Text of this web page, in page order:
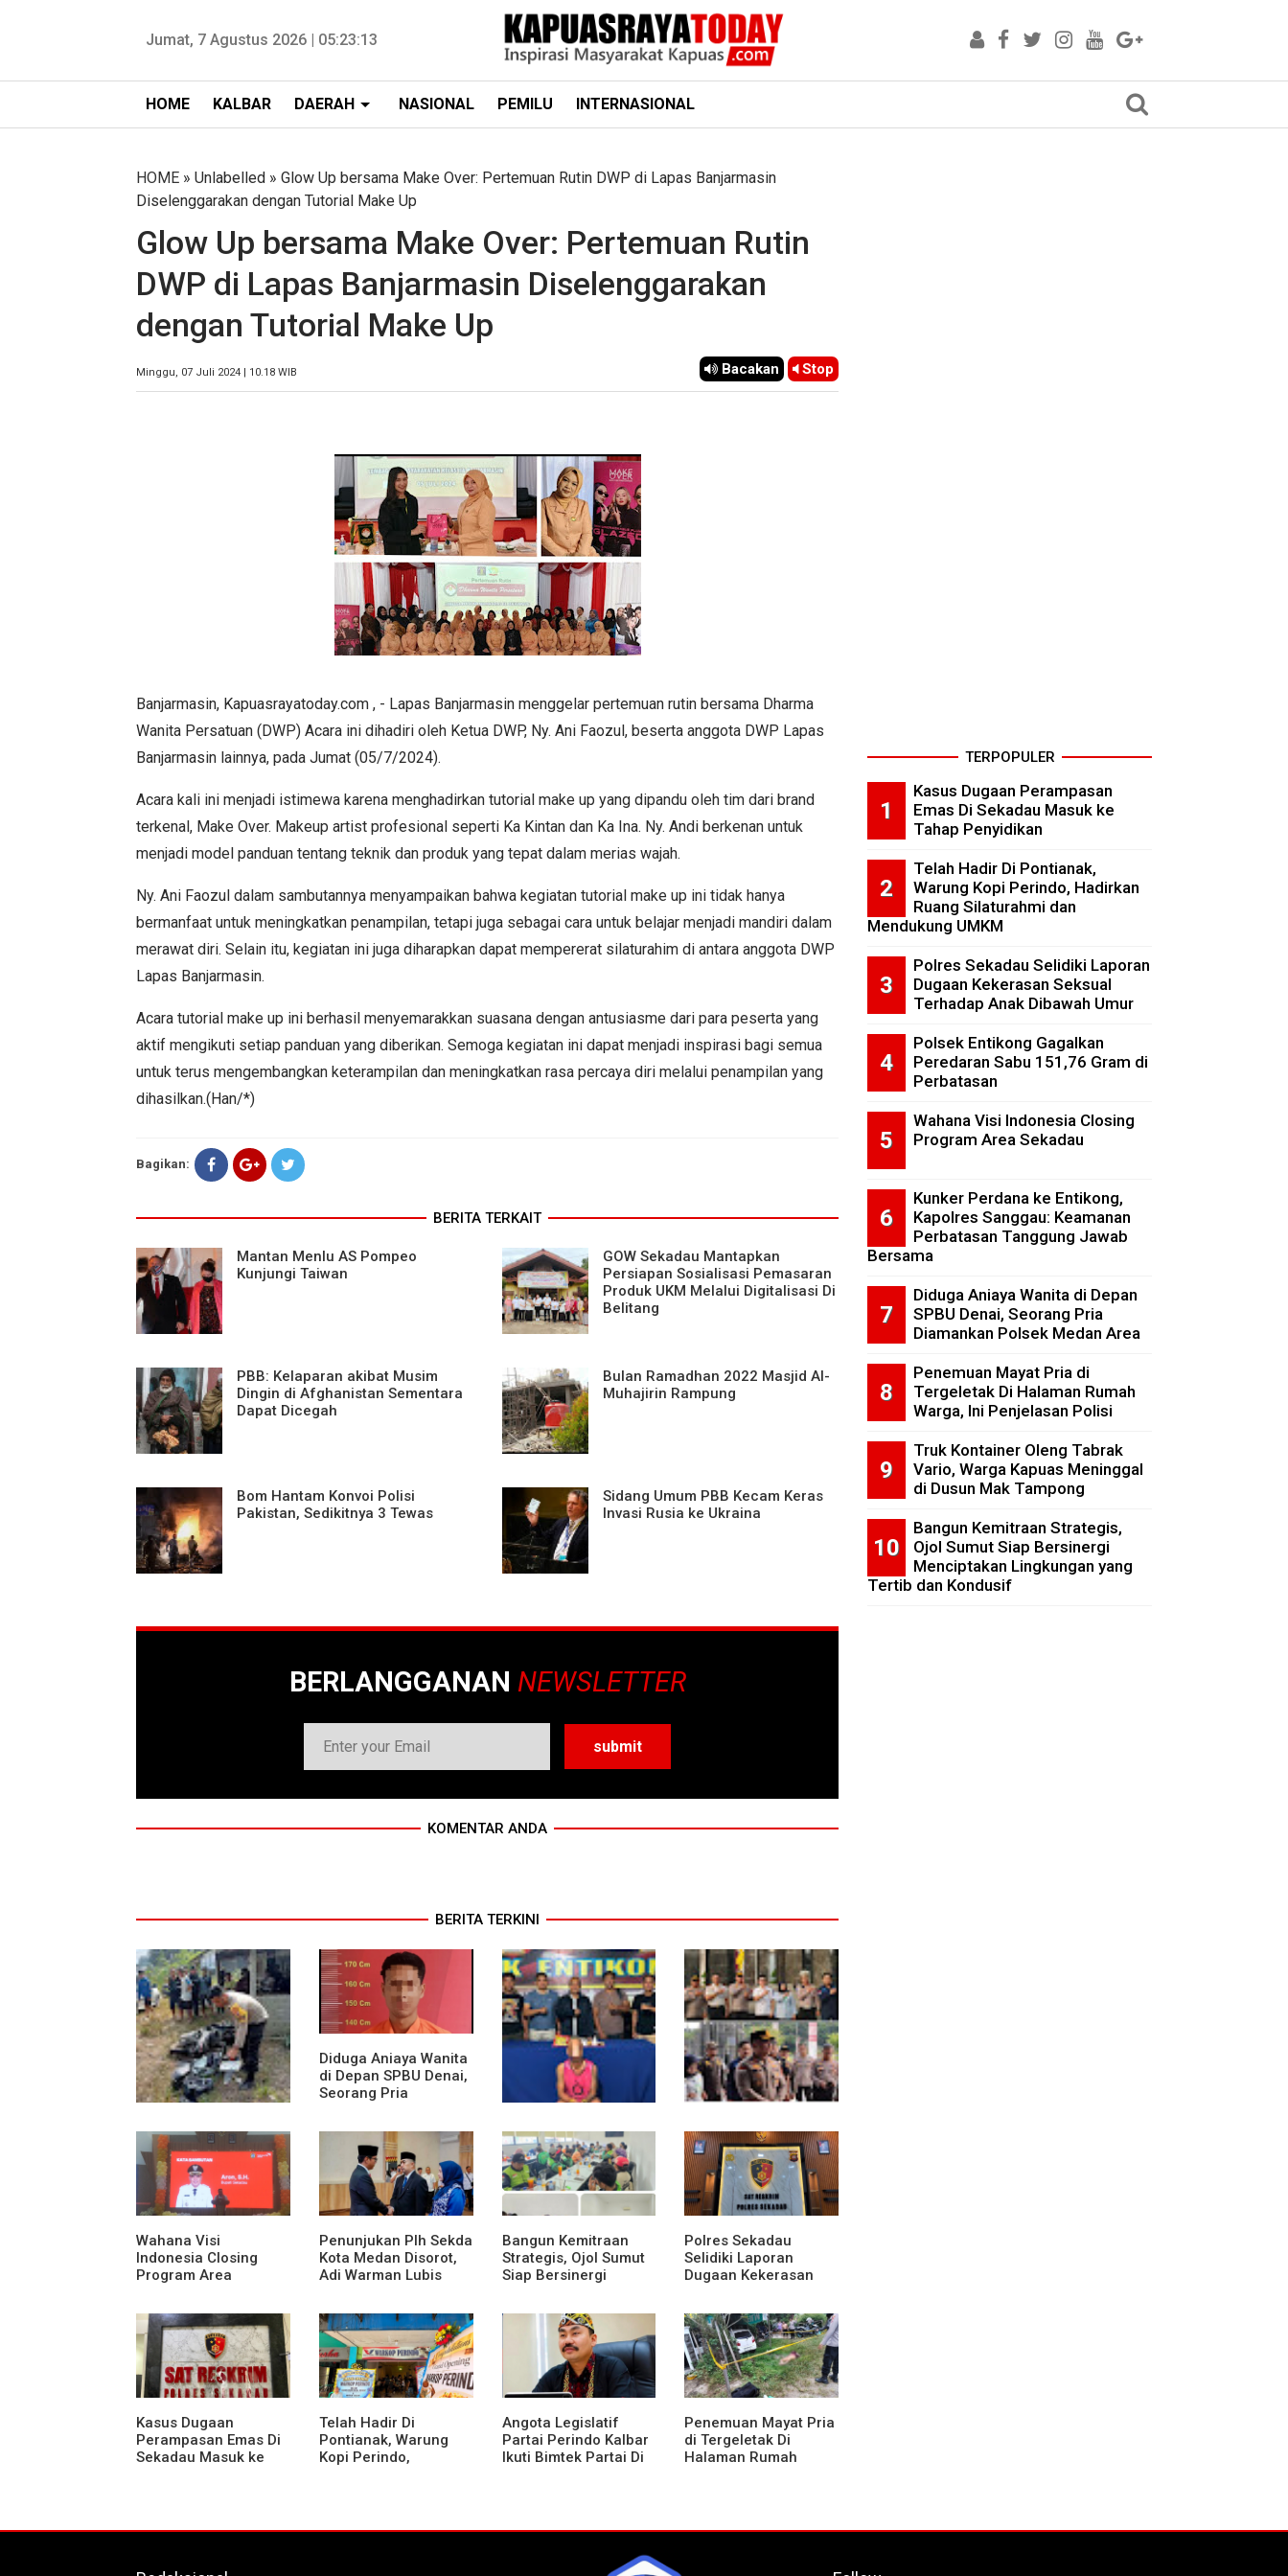
Jumat, 7 Agustus 2026 | 05:23:13
HOME KALBAR DAERAH NASIONAL PEMILU INTERNASIONAL
HOME » Unlabelled » Glow Up bersama Make Over: Pertemuan Rutin DWP di Lapas Banjarmasin
Diselenggarakan dengan Tutorial Make Up
Glow Up bersama Make Over: Pertemuan Rutin
DWP di Lapas Banjarmasin Diselenggarakan
dengan Tutorial Make Up
Minggu, 07 Juli 2024 | 10.18 WIB Bacakan Stop
Banjarmasin, Kapuasrayatoday.com , - Lapas Banjarmasin menggelar pertemuan rutin bersama Dharma
Wanita Persatuan (DWP) Acara ini dihadiri oleh Ketua DWP, Ny. Ani Faozul, beserta anggota DWP Lapas
Banjarmasin lainnya, pada Jumat (05/7/2024).
Acara kali ini menjadi istimewa karena menghadirkan tutorial make up yang dipandu oleh tim dari brand
terkenal, Make Over. Makeup artist profesional seperti Ka Kintan dan Ka Ina. Ny. Andi berkenan untuk
menjadi model panduan tentang teknik dan produk yang tepat dalam merias wajah.
Ny. Ani Faozul dalam sambutannya menyampaikan bahwa kegiatan tutorial make up ini tidak hanya
bermanfaat untuk meningkatkan penampilan, tetapi juga sebagai cara untuk belajar menjadi mandiri dalam
merawat diri. Selain itu, kegiatan ini juga diharapkan dapat mempererat silaturahim di antara anggota DWP
Lapas Banjarmasin.
Acara tutorial make up ini berhasil menyemarakkan suasana dengan antusiasme dari para peserta yang
aktif mengikuti setiap panduan yang diberikan. Semoga kegiatan ini dapat menjadi inspirasi bagi semua
untuk terus mengembangkan keterampilan dan meningkatkan rasa percaya diri melalui penampilan yang
dihasilkan.(Han/*)
Bagikan:
BERITA TERKAIT
Mantan Menlu AS Pompeo
Kunjungi Taiwan
GOW Sekadau Mantapkan
Persiapan Sosialisasi Pemasaran
Produk UKM Melalui Digitalisasi Di
Belitang
PBB: Kelaparan akibat Musim
Dingin di Afghanistan Sementara
Dapat Dicegah
Bulan Ramadhan 2022 Masjid Al-
Muhajirin Rampung
Bom Hantam Konvoi Polisi
Pakistan, Sedikitnya 3 Tewas
Sidang Umum PBB Kecam Keras
Invasi Rusia ke Ukraina
BERLANGGANAN NEWSLETTER
KOMENTAR ANDA
BERITA TERKINI
Truk Kontainer Oleng
Tabrak Vario, Warga
Kapuas Meninggal di
Dusun Mak Tampong
Diduga Aniaya Wanita
di Depan SPBU Denai,
Seorang Pria
Medan Area
Polsek Entikong
Gagalkan Peredaran
Sabu 151,76 Gram di
Perbatasan
Kunker Perdana ke
Entikong, Kapolres
Sanggau: Keamanan
Perbatasan Tanggung
Jawab Bersama
Wahana Visi
Indonesia Closing
Program Area
Penunjukan Plh Sekda
Kota Medan Disorot,
Adi Warman Lubis
Komitmen terhadap
Sistem Merit
Bangun Kemitraan
Strategis, Ojol Sumut
Siap Bersinergi
Lingkungan yang
Tertib dan Kondusif
Polres Sekadau
Selidiki Laporan
Dugaan Kekerasan
Anak Dibawah Umur
Kasus Dugaan
Perampasan Emas Di
Sekadau Masuk ke
Telah Hadir Di
Pontianak, Warung
Kopi Perindo,
Angota Legislatif
Partai Perindo Kalbar
Ikuti Bimtek Partai Di
Penemuan Mayat Pria
di Tergeletak Di
Halaman Rumah
TERPOPULER
Kasus Dugaan Perampasan
Emas Di Sekadau Masuk ke
Tahap Penyidikan
Telah Hadir Di Pontianak,
Warung Kopi Perindo, Hadirkan
Ruang Silaturahmi dan
Mendukung UMKM
Polres Sekadau Selidiki Laporan
Dugaan Kekerasan Seksual
Terhadap Anak Dibawah Umur
Polsek Entikong Gagalkan
Peredaran Sabu 151,76 Gram di
Perbatasan
Wahana Visi Indonesia Closing
Program Area Sekadau
Kunker Perdana ke Entikong,
Kapolres Sanggau: Keamanan
Perbatasan Tanggung Jawab
Bersama
Diduga Aniaya Wanita di Depan
SPBU Denai, Seorang Pria
Diamankan Polsek Medan Area
Penemuan Mayat Pria di
Tergeletak Di Halaman Rumah
Warga, Ini Penjelasan Polisi
Truk Kontainer Oleng Tabrak
Vario, Warga Kapuas Meninggal
di Dusun Mak Tampong
Bangun Kemitraan Strategis,
Ojol Sumut Siap Bersinergi
Menciptakan Lingkungan yang
Tertib dan Kondusif